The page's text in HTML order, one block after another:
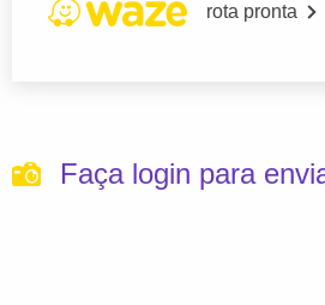
rota pronta
Faça login para